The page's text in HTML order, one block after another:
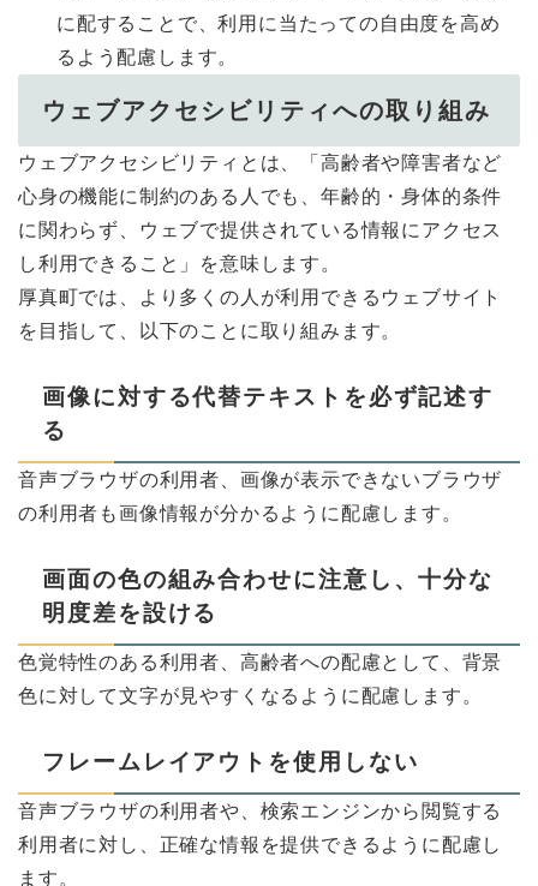
に配することで、利用に当たっての自由度を高め
るよう配慮します。
ウェブアクセシビリティへの取り組み
ウェブアクセシビリティとは、「高齢者や障害者など
心身の機能に制約のある人でも、年齢的・身体的条件
に関わらず、ウェブで提供されている情報にアクセス
し利用できること」を意味します。
厚真町では、より多くの人が利用できるウェブサイト
を目指して、以下のことに取り組みます。
画像に対する代替テキストを必ず記述す
る
音声ブラウザの利用者、画像が表示できないブラウザ
の利用者も画像情報が分かるように配慮します。
画面の色の組み合わせに注意し、十分な
明度差を設ける
色覚特性のある利用者、高齢者への配慮として、背景
色に対して文字が見やすくなるように配慮します。
フレームレイアウトを使用しない
音声ブラウザの利用者や、検索エンジンから閲覧する
利用者に対し、正確な情報を提供できるように配慮し
ます。